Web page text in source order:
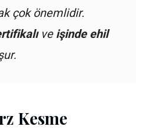
çok önemlidir.
ve işinde ehil
Kesme